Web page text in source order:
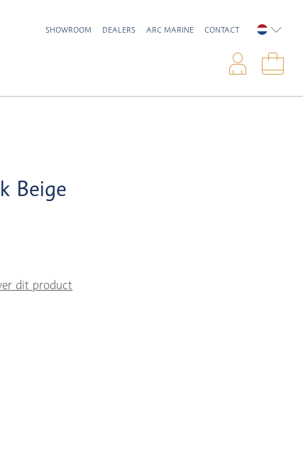
SHOWROOM DEALERS ARC MARINE CONTACT
Beige
dit product